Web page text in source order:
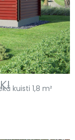
kuisti 1,8 m²